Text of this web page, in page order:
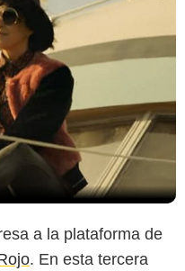
a la plataforma de
. En esta tercera